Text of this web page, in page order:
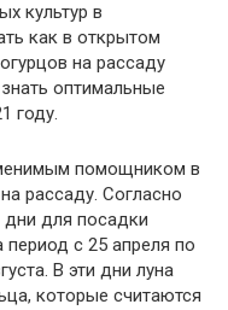
культур в
как в открытом
на рассаду
оптимальные
году.
помощником в
рассаду. Согласно
для посадки
период с 25 апреля по
В эти дни луна
которые считаются